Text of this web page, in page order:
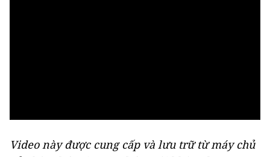
Video này được cung cấp và lưu trữ từ máy chủ